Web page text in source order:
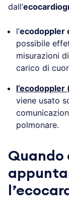
dall’
l’ecodoppler
possibile
misurazioni
carico di
viene usato
polmonare.
Quando